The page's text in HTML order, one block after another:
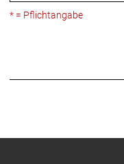
* = Pflichtangabe